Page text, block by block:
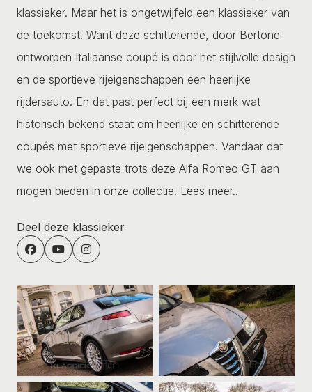
klassieker. Maar het is ongetwijfeld een klassieker van
de toekomst. Want deze schitterende, door Bertone
ontworpen Italiaanse coupé is door het stijlvolle design
en de sportieve rijeigenschappen een heerlijke
rijdersauto. En dat past perfect bij een merk wat
historisch bekend staat om heerlijke en schitterende
coupés met sportieve rijeigenschappen. Vandaar dat
we ook met gepaste trots deze Alfa Romeo GT aan
mogen bieden in onze collectie. Lees meer..
Deel deze klassieker